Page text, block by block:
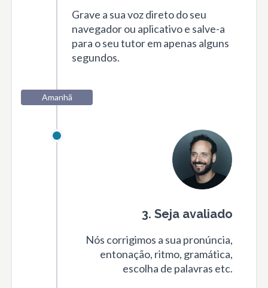
Grave a sua voz direto do seu
navegador ou aplicativo e salve-a
para o seu tutor em apenas alguns
segundos.
Amanhã
3. Seja avaliado
Nós corrigimos a sua pronúncia,
entonação, ritmo, gramática,
escolha de palavras etc.